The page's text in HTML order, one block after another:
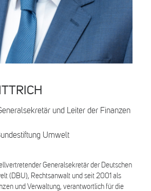
und Leiter der Finanzen
Umwelt
Generalsekretär der Deutschen
(DBU), Rechtsanwalt und seit 2001 als
und Verwaltung, verantwortlich für die